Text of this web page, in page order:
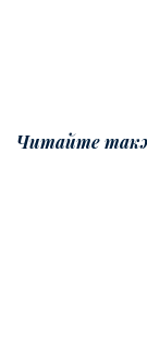
Читайте